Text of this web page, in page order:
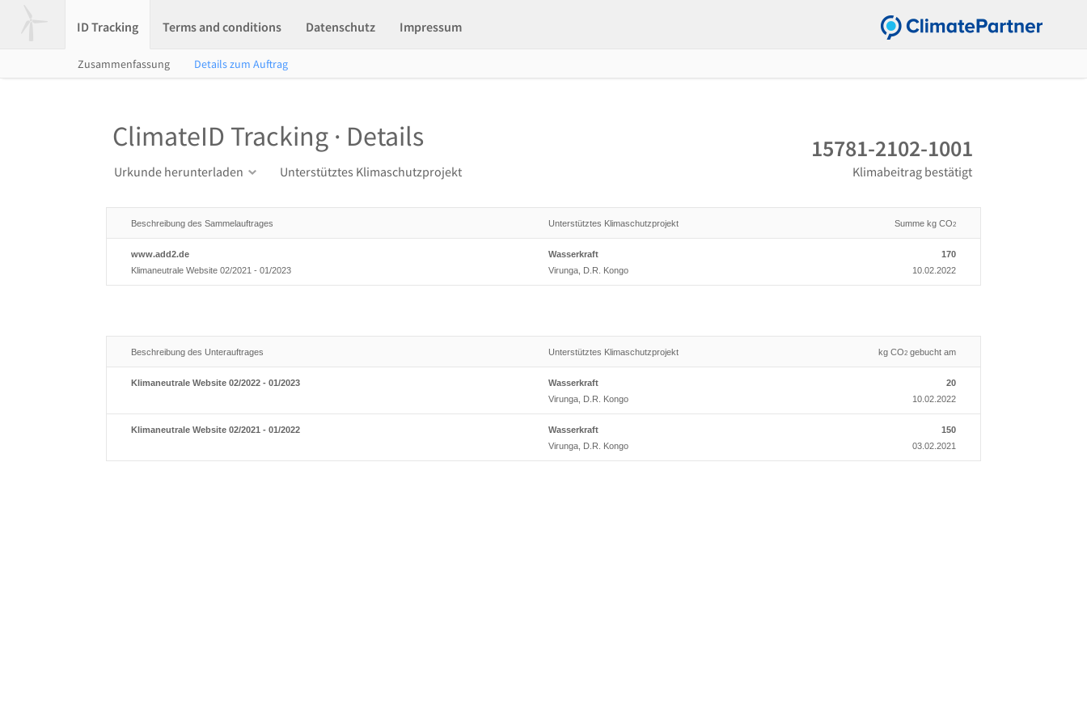
ID Tracking Terms and conditions Datenschutz Impressum
Zusammenfassung Details zum Auftrag
ClimateID Tracking · Details
Urkunde herunterladen Unterstütztes Klimaschutzprojekt
15781-2102-1001
Klimabeitrag bestätigt
Beschreibung des Sammelauftrages Unterstütztes Klimaschutzprojekt Summe kg CO2
www.add2.de
Klimaneutrale Website 02/2021 - 01/2023
Wasserkraft
Virunga, D.R. Kongo
170
10.02.2022
Beschreibung des Unterauftrages Unterstütztes Klimaschutzprojekt kg CO2 gebucht am
Klimaneutrale Website 02/2022 - 01/2023
Wasserkraft
Virunga, D.R. Kongo
20
10.02.2022
Klimaneutrale Website 02/2021 - 01/2022
Wasserkraft
Virunga, D.R. Kongo
150
03.02.2021